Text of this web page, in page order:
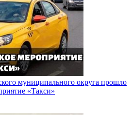
муниципального округа прошло
«Такси»